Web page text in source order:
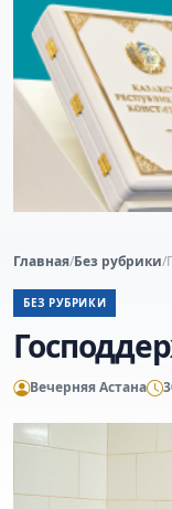
Главная/Без рубрики/
БЕЗ РУБРИКИ
Вечерняя Астана